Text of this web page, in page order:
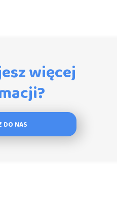
więcej
DO NAS